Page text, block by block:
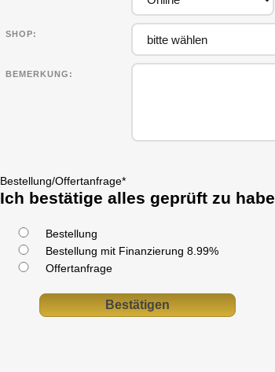
SHOP
BEMERKUNG
Bestellung/Offertanfrage*
Ich bestätige alles geprüft zu
Bestellung
Bestellung mit Finanzierung 8.99%
Offertanfrage